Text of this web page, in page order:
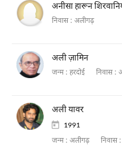
अनीसा हारून
निवास : अलीगढ़
अली ज़ामिन
जन्म : हरदोई निवास :
अली यावर
1991
जन्म : अलीगढ़ निवास :